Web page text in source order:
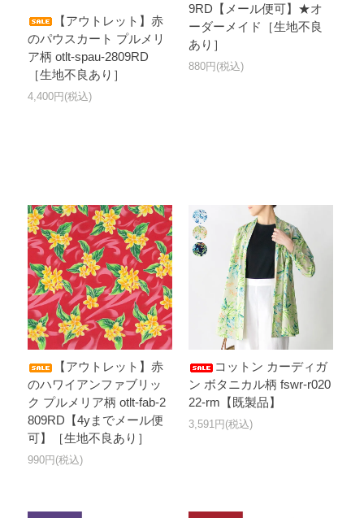
【アウトレット】赤
のパウスカート プルメリ
ア柄 otlt-spau-2809RD
［生地不良あり］
4,400円(税込)
9RD【メール便可】★オ
ーダーメイド［生地不良
あり］
880円(税込)
【アウトレット】赤
のハワイアンファブリッ
ク プルメリア柄 otlt-fab-2
809RD【4yまでメール便
可】［生地不良あり］
990円(税込)
コットン カーディガ
ン ボタニカル柄 fswr-r020
22-rm【既製品】
3,591円(税込)